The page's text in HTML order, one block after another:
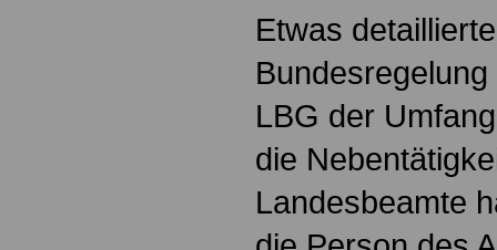
Etwas
LBG der
die
Landesbeamte